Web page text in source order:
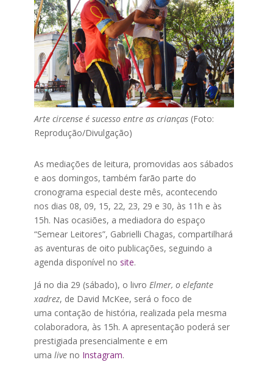
Arte circense é sucesso entre as crianças(Foto:
Reprodução/Divulgação)
As mediações de leitura, promovidas aos sábados
e aos domingos, também farão parte do
cronograma especial deste mês, acontecendo
nos dias 08, 09, 15, 22, 23, 29 e 30, às 11h e às
15h. Nas ocasiões, a mediadora do espaço
“Semear Leitores”, Gabrielli Chagas, compartilhará
as aventuras de oito publicações, seguindo a
agenda disponível no site.
Já no dia 29 (sábado), o livro Elmer, o elefante
xadrez, de David McKee, será o foco de
uma contação de história, realizada pela mesma
colaboradora, às 15h. A apresentação poderá ser
prestigiada presencialmente e em
uma liveno Instagram.